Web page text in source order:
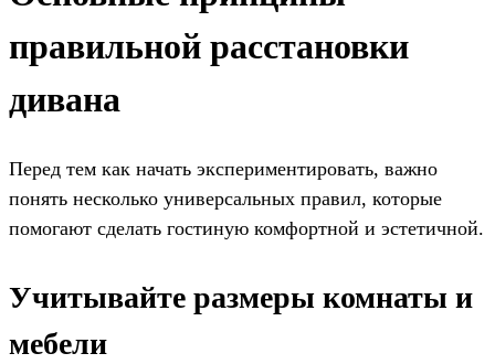
правильной расстановки
дивана
Перед тем как начать экспериментировать, важно
понять несколько универсальных правил, которые
помогают сделать гостиную комфортной и эстетичной.
Учитывайте размеры комнаты и
мебели